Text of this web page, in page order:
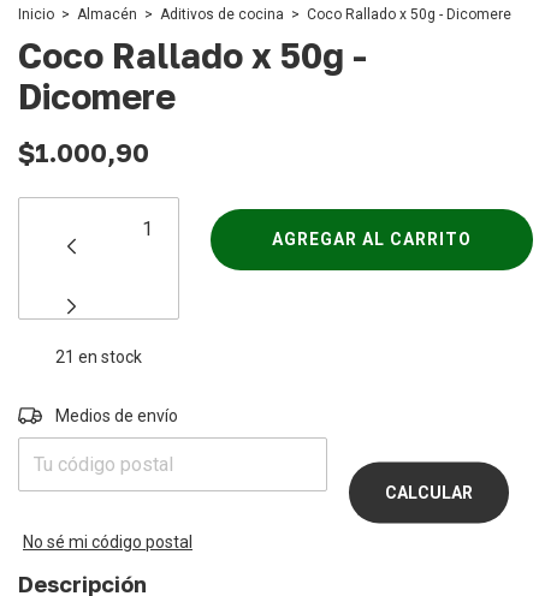
Inicio > Almacén > Aditivos de cocina > Coco Rallado x 50g - Dicomere
Coco Rallado x 50g -
Dicomere
$1.000,90
21 en stock
Entregas para el CP:
Medios de envío
CALCULAR
No sé mi código postal
Descripción